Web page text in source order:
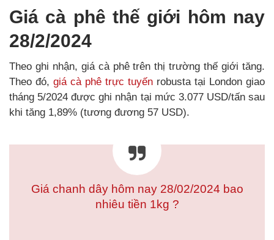
Giá cà phê thế giới hôm nay
28/2/2024
Theo ghi nhận, giá cà phê trên thị trường thế giới tăng.
Theo đó, giá cà phê trực tuyến robusta tại London giao
tháng 5/2024 được ghi nhận tại mức 3.077 USD/tấn sau
khi tăng 1,89% (tương đương 57 USD).
Giá chanh dây hôm nay 28/02/2024 bao
nhiêu tiền 1kg ?